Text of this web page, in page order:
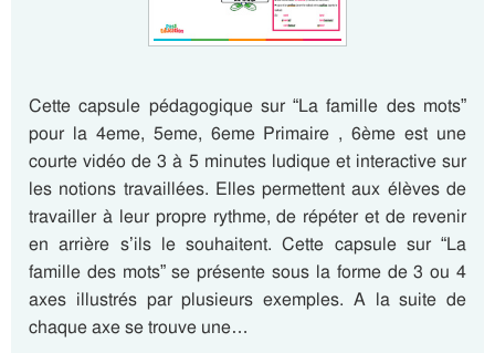
Cette capsule pédagogique sur “La famille des mots”
pour la 4eme, 5eme, 6eme Primaire , 6ème est une
courte vidéo de 3 à 5 minutes ludique et interactive sur
les notions travaillées. Elles permettent aux élèves de
travailler à leur propre rythme, de répéter et de revenir
en arrière s’ils le souhaitent. Cette capsule sur “La
famille des mots” se présente sous la forme de 3 ou 4
axes illustrés par plusieurs exemples. A la suite de
chaque axe se trouve une…